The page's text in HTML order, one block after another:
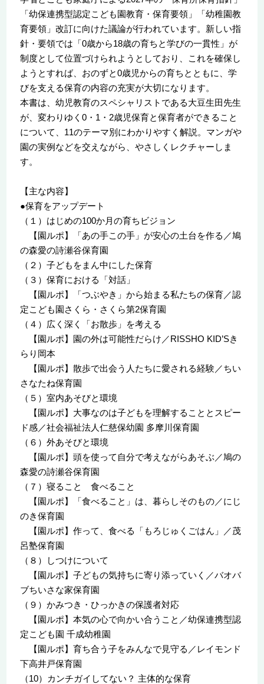
「幼保連携型認定こども園教育・保育要領」「幼稚園教
育要領」改訂に向けた議論が行われています。新しい指
針・要領では「0歳から18歳の育ちと学びの一貫性」が
制度として位置づけられようとしており、これを確保し
ようとすれば、おのずと0歳児からの育ちとともに、学
びを支える保育の内容の充実が大切になります。
本書は、幼児教育のスペシャリストである大豆生田先生
が、変わりゆく0・1・2歳児保育と保育者ができること
について、11のテーマ別にわかりやすく解説。マンガや
園の実例などを交えながら、やさしくレクチャーしま
す。
【主な内容】
●保育をアップデート
（１）はじめの100か月の育ちビジョン
【園ルポ】「あの手この手」が安心の土台を作る／鳩
の森愛の詩瀬谷保育園
（２）子どもをまん中にした保育
（３）保育における「対話」
【園ルポ】「つぶやき」から始まる私たちの保育／認
定こども園さくら・さくら第2保育園
（４）広く深く「お散歩」を考える
【園ルポ】園の外は可能性だらけ／RISSHO KID’Sき
らり岡本
【園ルポ】散歩で出会う人たちに愛される経験／ちい
さなたね保育園
（５）室内あそびと環境
【園ルポ】大事なのは子どもを理解することとスピー
ド感／社会福祉法人仁慈保幼園 多摩川保育園
（６）外あそびと環境
【園ルポ】頭を使って自分で考えながらあそぶ／鳩の
森愛の詩瀬谷保育園
（７）寝ること 食べること
【園ルポ】「食べること」は、暮らしそのもの／にじ
のき保育園
【園ルポ】作って、食べる「もろじゅくごはん」／茂
呂塾保育園
（８）しつけについて
【園ルポ】子どもの気持ちに寄り添っていく／バオバ
ブちいさな家保育園
（９）かみつき・ひっかきの保護者対応
【園ルポ】本気の心で向かい合うこと／幼保連携型認
定こども園 千成幼稚園
【園ルポ】育ち合う子をみんなで見守る／レイモンド
下高井戸保育園
（10）カンチガイしてない？ 主体的な保育